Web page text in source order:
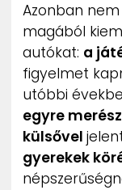
Azonban
magából
autókat: a
figyelmet
utóbbi
egyre
külsővel
gyerekek